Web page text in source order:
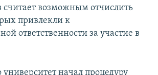
считает возможным отчислить
привлекли к
ответственности за участие в
университет начал процедуру